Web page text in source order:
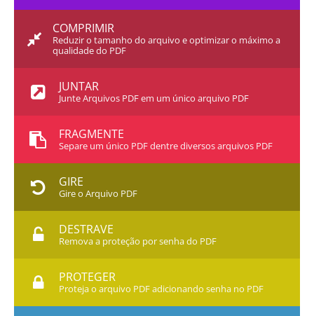
COMPRIMIR
Reduzir o tamanho do arquivo e optimizar o máximo a
qualidade do PDF
JUNTAR
Junte Arquivos PDF em um único arquivo PDF
FRAGMENTE
Separe um único PDF dentre diversos arquivos PDF
GIRE
Gire o Arquivo PDF
DESTRAVE
Remova a proteção por senha do PDF
PROTEGER
Proteja o arquivo PDF adicionando senha no PDF